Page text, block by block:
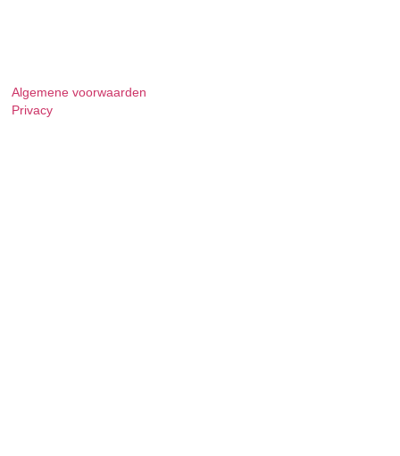
Algemene voorwaarden
Privacy